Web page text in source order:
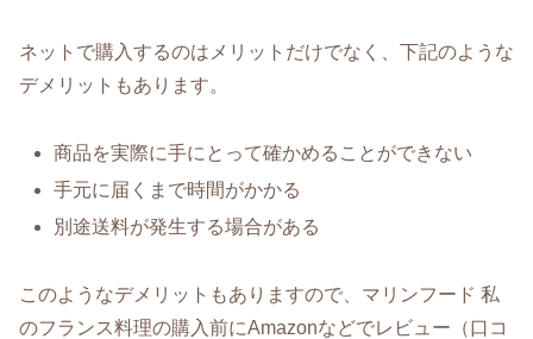
ネットで購入するのはメリットだけでなく、下記のような
デメリットもあります。
商品を実際に手にとって確かめることができない
手元に届くまで時間がかかる
別途送料が発生する場合がある
このようなデメリットもありますので、マリンフード 私
のフランス料理の購入前にAmazonなどでレビュー（口コ